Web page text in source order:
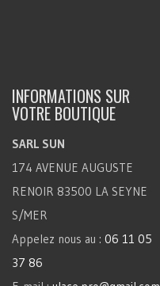
INFORMATIONS SUR
VOTRE BOUTIQUE
SARL SUN
174 AVENUE AUGUSTE
RENOIR 83500 LA SEYNE
S/MER
Appelez nous au : 06 11 05
37 86